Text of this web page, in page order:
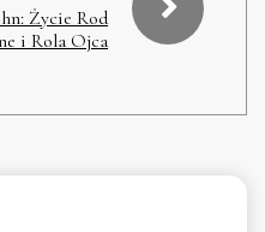
Życie Rod
i Rola Ojca